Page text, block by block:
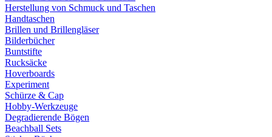
Herstellung von Schmuck und Taschen
Handtaschen
Brillen und Brillengläser
Bilderbücher
Buntstifte
Rucksäcke
Hoverboards
Experiment
Schürze & Cap
Hobby-Werkzeuge
Degradierende Bögen
Beachball Sets